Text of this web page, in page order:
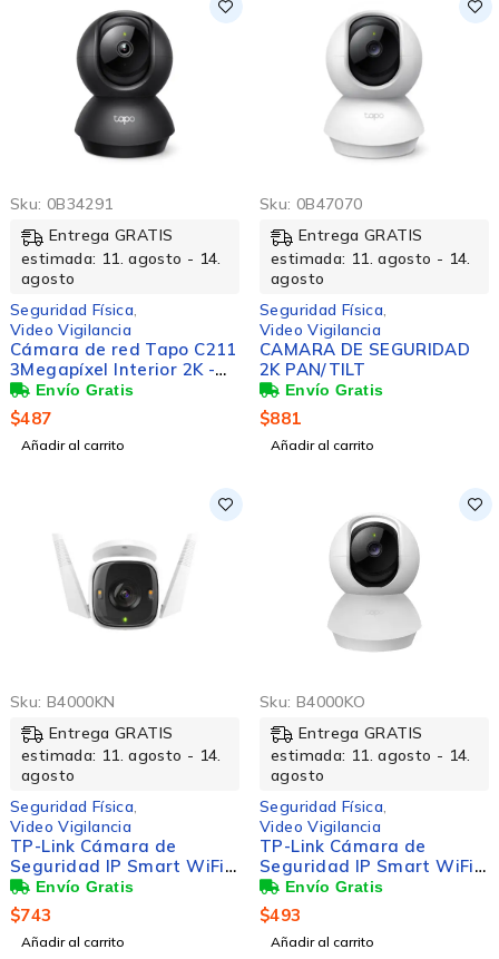
Magnética, Montaje sobre
mesa, Fijacion en techo -
Asistente de Google,
Alexa Soportado - IP66 -
Resistente a la
intemperie, Resistente a
Condiciones Ambientales,
Resistente a la lluvia,
Resistente al polvo
Sku: 0B34291
Entrega GRATIS
estimada: 11. agosto - 14.
agosto
Seguridad Física
Video Vigilancia
Cámara de red Tapo C211
3Megapíxel Interior 2K -
Color - 9.14m Infrarrojos
Visión Nocturna - H.264,
H.265 - 2304 x 1296 -
3.83mm Fijo Lentes - 30fps
Fijacion en techo - Alexa,
Soportado
$487
Añadir al carrito
Sku: 0B47070
Entrega GRATIS
estimada: 11. agosto - 14.
agosto
Seguridad Física
Video Vigilancia
CAMARA DE SEGURIDAD
2K PAN/TILT
$881
Añadir al carrito
Sku: B4000KN
Entrega GRATIS
estimada: 11. agosto - 14.
agosto
Seguridad Física
Video Vigilancia
TP-Link Cámara de
Seguridad IP Smart WiFi
Bullet IR para
Interiores/Exteriores Tapo
C320WS, Inalámbrico,
2160 x 1440 Pixeles,
$743
Añadir al carrito
Sku: B4000KO
Entrega GRATIS
estimada: 11. agosto - 14.
agosto
Seguridad Física
Video Vigilancia
TP-Link Cámara de
Seguridad IP Smart WiFi
Domo IR para Interiores
Tapo C210, Inalámbrico,
2304 x 1296 Pixeles,
Día/Noche
$493
Añadir al carrito